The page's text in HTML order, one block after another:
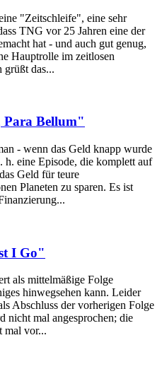
"Zeitschleife", eine sehr
TNG vor 25 Jahren eine der
hat - und auch gut genug,
Hauptrolle im zeitlosen
das...
Para Bellum"
- wenn das Geld knapp wurde
eine Episode, die komplett auf
Geld für teure
Planeten zu sparen. Es ist
I Go"
als mittelmäßige Folge
hinwegsehen kann. Leider
Abschluss der vorherigen Folge
nicht mal angesprochen; die
mal vor...